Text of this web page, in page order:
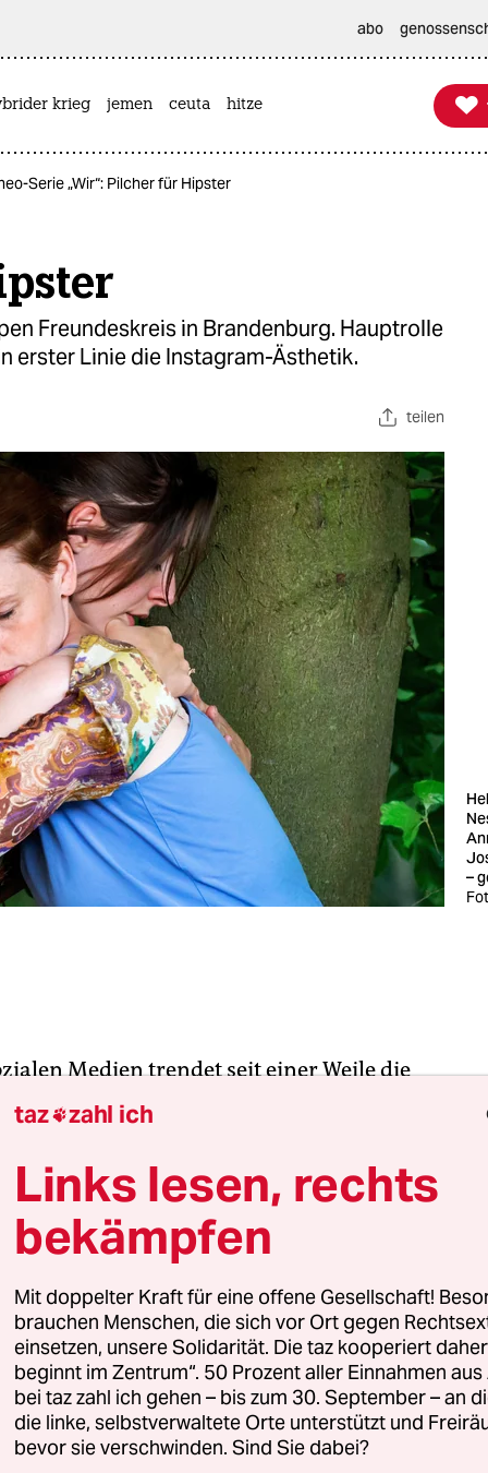
abo
krieg jemen ceuta hitze 
taz
Serie „Wir“: Pilcher für Hipster
Freundeskreis in Brandenburg. Hauptrolle
erster Linie die Instagram-Ästhetik.
teilen
–
Medien trendet seit einer Weile die
Dabei feiern junge Menschen eine
Sie zeigen sich in wallenden Kleidern,
Tee in urigen Hexenhäuschen oder in
Brotbacken. Es ist der Hipster-
Karriereleben.
Inbegriff dieses Wunsches nach dem
Dass früher oder später Brandenburg
war auch nur eine Frage der Zeit, bei all
dort ihren Traum von Idylle und Natur zu
taz zahl ich
Links lesen, rechts
bekämpfen
Mit doppelter Kraft für eine offene Gesellschaft!
brauchen Menschen, die sich vor Ort gegen
einsetzen, unsere Solidarität. Die taz kooperiert
beginnt im Zentrum“. 50 Prozent aller Einnahmen
bei taz zahl ich gehen – bis zum 30. September – an
die linke, selbstverwaltete Orte unterstützt und
bevor sie verschwinden. Sind Sie dabei?